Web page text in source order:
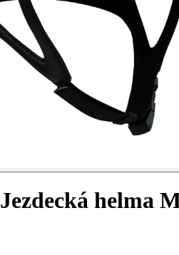
Jezdecká helma